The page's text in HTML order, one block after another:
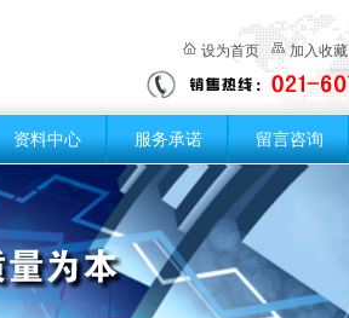
设为首页 加入收藏
资料中心 服务承诺 留言咨询